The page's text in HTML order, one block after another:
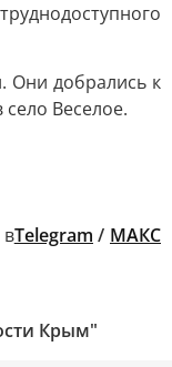
Они добрались к
Веселое.
Telegram / МАКС
Крым"